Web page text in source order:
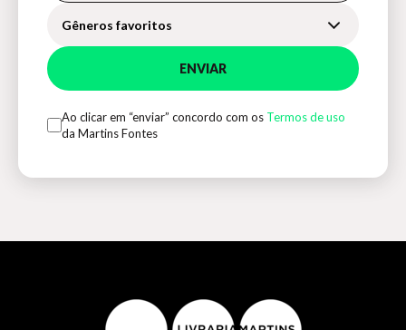
Gêneros favoritos
ENVIAR
Ao clicar em “enviar” concordo com os Termos de uso
da Martins Fontes